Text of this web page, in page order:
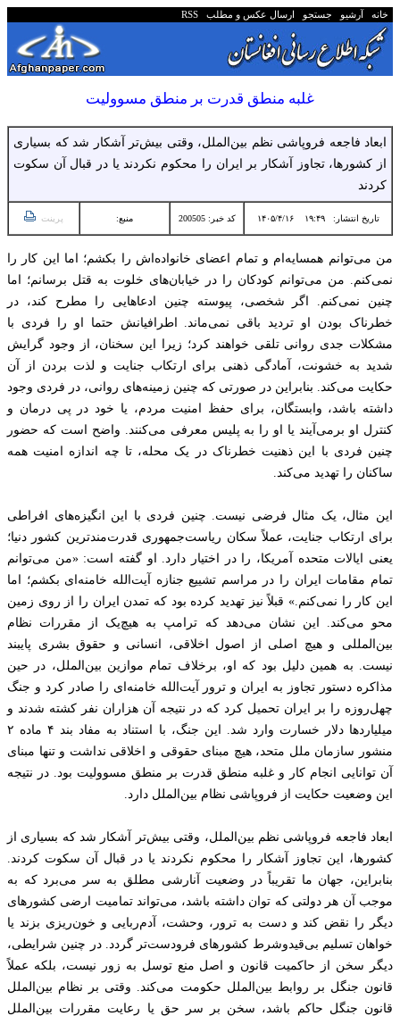
خانه آرشیو جستجو ارسال عکس و مطلب RSS
غلبه منطق قدرت بر منطق مسوولیت
ابعاد فاجعه فروپاشی نظم بین‌الملل، وقتی بیش‌تر آشکار شد که بسیاری
از کشورها، تجاوز آشکار بر ایران را محکوم نکردند یا در قبال آن سکوت
کردند
تاریخ انتشار:۱۹:۴۹ ۱۴۰۵/۴/۱۶ کد خبر: 200505 منبع: پرینت
من می‌توانم همسایه‌ام و تمام اعضای خانواده‌اش را بکشم؛ اما این کار را
نمی‌کنم. من می‌توانم کودکان را در خیابان‌های خلوت به قتل برسانم؛ اما
چنین نمی‌کنم. اگر شخصی، پیوسته چنین ادعاهایی را مطرح کند، در
خطرناک بودن او تردید باقی نمی‌ماند. اطرافیانش حتما او را فردی با
مشکلات جدی روانی تلقی خواهند کرد؛ زیرا این سخنان، از وجود گرایش
شدید به خشونت، آمادگی ذهنی برای ارتکاب جنایت و لذت بردن از آن
حکایت می‌کند. بنابراین در صورتی که چنین زمینه‌های روانی، در فردی وجود
داشته باشد، وابستگان، برای حفظ امنیت مردم، یا خود در پی درمان و
کنترل او برمی‌آیند یا او را به پلیس معرفی می‌کنند. واضح است که حضور
چنین فردی با این ذهنیت خطرناک در یک محله، تا چه اندازه امنیت همه
ساکنان را تهدید می‌کند.
این مثال، یک مثال فرضی نیست. چنین فردی با این انگیزه‌های افراطی
برای ارتکاب جنایت، عملاً سکان ریاست‌جمهوری قدرت‌مندترین کشور دنیا؛
یعنی ایالات متحده آمریکا، را در اختیار دارد. او گفته است: «من می‌توانم
تمام مقامات ایران را در مراسم تشییع جنازه آیت‌الله خامنه‌ای بکشم؛ اما
این کار را نمی‌کنم.» قبلاً نیز تهدید کرده بود که تمدن ایران را از روی زمین
محو می‌کند. این نشان می‌دهد که ترامپ به هیچ‌یک از مقررات نظام
بین‌المللی و هیچ اصلی از اصول اخلاقی، انسانی و حقوق بشری پایبند
نیست. به همین دلیل بود که او، برخلاف تمام موازین بین‌الملل، در حین
مذاکره دستور تجاوز به ایران و ترور آیت‌الله خامنه‌ای را صادر کرد و جنگ
چهل‌روزه را بر ایران تحمیل کرد که در نتیجه آن هزاران نفر کشته شدند و
میلیاردها دلار خسارت وارد شد. این جنگ، با استناد به مفاد بند ۴ ماده ۲
منشور سازمان ملل متحد، هیچ مبنای حقوقی و اخلاقی نداشت و تنها مبنای
آن توانایی انجام کار و غلبه منطق قدرت بر منطق مسوولیت بود. در نتیجه
این وضعیت حکایت از فروپاشی نظام بین‌الملل دارد.
ابعاد فاجعه فروپاشی نظم بین‌الملل، وقتی بیش‌تر آشکار شد که بسیاری از
کشورها، این تجاوز آشکار را محکوم نکردند یا در قبال آن سکوت کردند.
بنابراین، جهان ما تقریباً در وضعیت آنارشی مطلق به سر می‌برد که به
موجب آن هر دولتی که توان داشته باشد، می‌تواند تمامیت ارضی کشورهای
دیگر را نقض کند و دست به ترور، وحشت، آدم‌ربایی و خون‌ریزی بزند یا
خواهان تسلیم بی‌قیدوشرط کشورهای فرودست‌تر گردد. در چنین شرایطی،
دیگر سخن از حاکمیت قانون و اصل منع توسل به زور نیست، بلکه عملاً
قانون جنگل بر روابط بین‌الملل حکومت می‌کند. وقتی بر نظام بین‌الملل
قانون جنگل حاکم باشد، سخن بر سر حق یا رعایت مقررات بین‌الملل